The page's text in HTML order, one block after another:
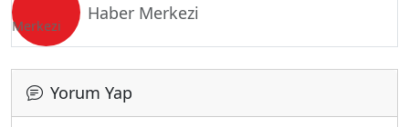
Haber Merkezi
Yorum Yap